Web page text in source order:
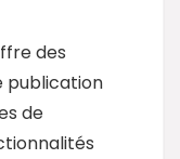
des
publication
de